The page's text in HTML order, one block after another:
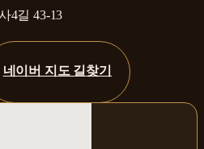
4길 43-13
네이버 지도 길찾기